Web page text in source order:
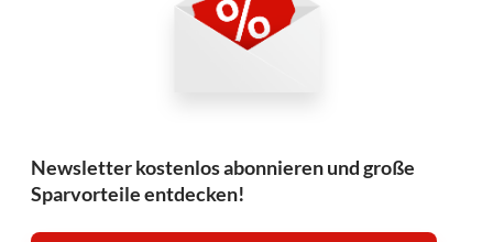
Newsletter kostenlos abonnieren und große
Sparvorteile entdecken!